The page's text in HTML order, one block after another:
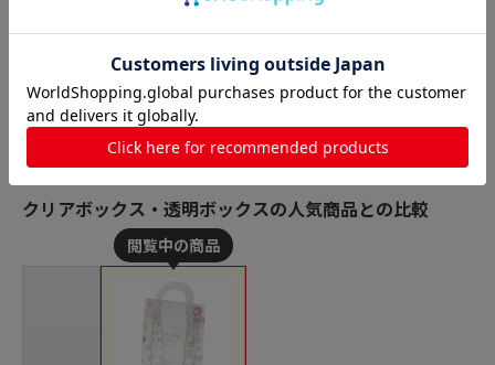
クリアボックス・透明ボックスの人気商品との比較